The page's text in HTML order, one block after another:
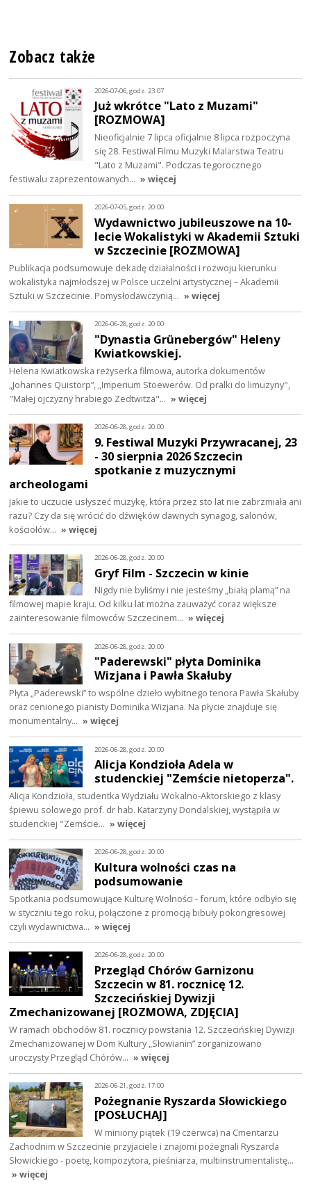
Zobacz także
2026-07-06, godz. 23:07
Już wkrótce "Lato z Muzami"
[ROZMOWA]
Nieoficjalnie 7 lipca oficjalnie 8 lipca rozpoczyna
się 28. Festiwal Filmu Muzyki Malarstwa Teatru
"Lato z Muzami". Podczas tegorocznego
festiwalu zaprezentowanych… » więcej
2026-07-05, godz. 20:00
Wydawnictwo jubileuszowe na 10-
lecie Wokalistyki w Akademii Sztuki
w Szczecinie [ROZMOWA]
Publikacja podsumowuje dekadę działalności i rozwoju kierunku
wokalistyka najmłodszej w Polsce uczelni artystycznej – Akademii
Sztuki w Szczecinie. Pomysłodawczynią… » więcej
2026-06-28, godz. 20:00
"Dynastia Grünebergów" Heleny
Kwiatkowskiej.
Helena Kwiatkowska reżyserka filmowa, autorka dokumentów
„Johannes Quistorp”, „Imperium Stoewerów. Od pralki do limuzyny",
"Małej ojczyzny hrabiego Zedtwitza"… » więcej
2026-06-28, godz. 20:00
9. Festiwal Muzyki Przywracanej, 23
- 30 sierpnia 2026 Szczecin
spotkanie z muzycznymi
archeologami
Jakie to uczucie usłyszeć muzykę, która przez sto lat nie zabrzmiała ani
razu? Czy da się wrócić do dźwięków dawnych synagog, salonów,
kościołów… » więcej
2026-06-28, godz. 20:00
Gryf Film - Szczecin w kinie
Nigdy nie byliśmy i nie jesteśmy „białą plamą” na
filmowej mapie kraju. Od kilku lat można zauważyć coraz większe
zainteresowanie filmowców Szczecinem… » więcej
2026-06-28, godz. 20:00
"Paderewski" płyta Dominika
Wizjana i Pawła Skałuby
Płyta „Paderewski” to wspólne dzieło wybitnego tenora Pawła Skałuby
oraz cenionego pianisty Dominika Wizjana. Na płycie znajduje się
monumentalny… » więcej
2026-06-28, godz. 20:00
Alicja Kondzioła Adela w
studenckiej "Zemście nietoperza".
Alicja Kondzioła, studentka Wydziału Wokalno‑Aktorskiego z klasy
śpiewu solowego prof. dr hab. Katarzyny Dondalskiej, wystąpiła w
studenckiej "Zemście… » więcej
2026-06-28, godz. 20:00
Kultura wolności czas na
podsumowanie
Spotkania podsumowujące Kulturę Wolności - forum, które odbyło się
w styczniu tego roku, połączone z promocją bibuły pokongresowej
czyli wydawnictwa… » więcej
2026-06-28, godz. 20:00
Przegląd Chórów Garnizonu
Szczecin w 81. rocznicę 12.
Szczecińskiej Dywizji
Zmechanizowanej [ROZMOWA, ZDJĘCIA]
W ramach obchodów 81. rocznicy powstania 12. Szczecińskiej Dywizji
Zmechanizowanej w Dom Kultury „Słowianin” zorganizowano
uroczysty Przegląd Chórów… » więcej
2026-06-21, godz. 17:00
Pożegnanie Ryszarda Słowickiego
[POSŁUCHAJ]
W miniony piątek (19 czerwca) na Cmentarzu
Zachodnim w Szczecinie przyjaciele i znajomi pożegnali Ryszarda
Słowickiego - poetę, kompozytora, pieśniarza, multiinstrumentalistę…
» więcej